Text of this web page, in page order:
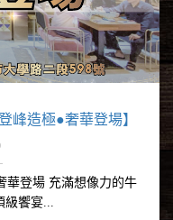
峰造極●奢華登場】
華登場 充滿想像力的牛
饗宴...